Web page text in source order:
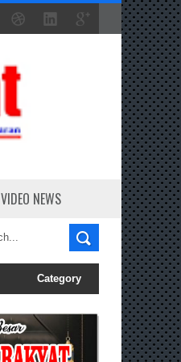
VIDEO NEWS
Category